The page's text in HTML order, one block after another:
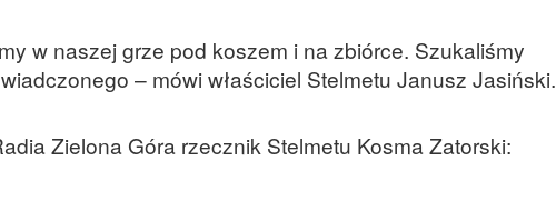
w naszej grze pod koszem i na zbiórce. Szukaliśmy
– mówi właściciel Stelmetu Janusz Jasiński.
Zielona Góra rzecznik Stelmetu Kosma Zatorski: